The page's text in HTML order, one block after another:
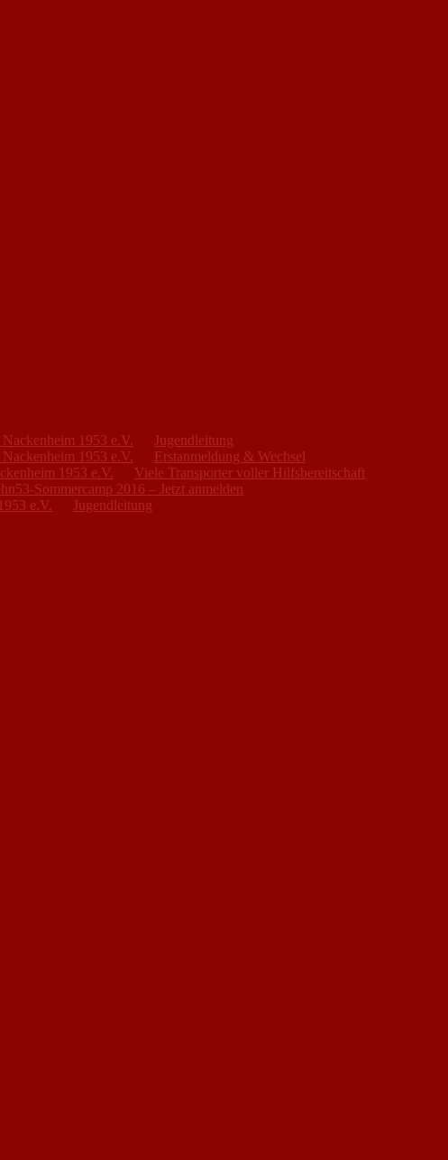
1953 e.V.
Jugendleitung
1953 e.V.
Erstanmeldung & Wechsel
1953 e.V.
Viele Transporter voller Hilfsbereitschaft
Sommercamp 2016 – Jetzt anmelden
e.V.
Jugendleitung